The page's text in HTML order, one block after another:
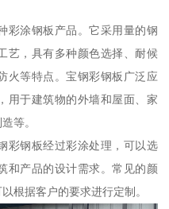
彩涂钢板产品。它采用量的钢
艺，具有多种颜色选择、耐候
火等特点。宝钢彩钢板广泛应
用于建筑物的外墙和屋面、家
等。
彩钢板经过彩涂处理，可以选
和产品的设计需求。常见的颜
根据客户的要求进行定制。